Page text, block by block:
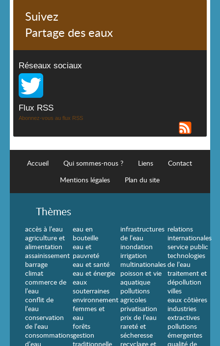
Suivez
Partage des eaux
Réseaux sociaux
Flux RSS
Abonnez-vous au flux RSS
Accueil Qui sommes-nous ? Liens
Contact
Mentions légales
Plan du site
Thèmes
accès à l’eau
agriculture et
alimentation
assainissement
barrage
climat
commerce de
l’eau
conflit de
l’eau
conservation
de l’eau
consommations
d’eau
eau en
bouteille
eau et
pauvreté
eau et santé
eau et énergie
eaux
souterraines
environnement
femmes et
eau
forêts
gestion
traditionnelle
infrastructures
de l’eau
inondation
irrigation
multinationales
poisson et vie
aquatique
pollutions
agricoles
privatisation
prix de l’eau
rareté et
sécheresse
recyclage et
relations
internationales
service public
technologies
de l’eau
traitement et
dépollution
villes
eaux côtières
industries
extractives
pollutions
émergentes
qualité de